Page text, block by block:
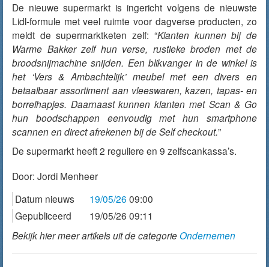
De nieuwe supermarkt is ingericht volgens de nieuwste
Lidl-formule met veel ruimte voor dagverse producten, zo
meldt de supermarktketen zelf: “Klanten kunnen bij de
Warme Bakker zelf hun verse, rustieke broden met de
broodsnijmachine snijden. Een blikvanger in de winkel is
het ‘Vers & Ambachtelijk’ meubel met een divers en
betaalbaar assortiment aan vleeswaren, kazen, tapas- en
borrelhapjes. Daarnaast kunnen klanten met Scan & Go
hun boodschappen eenvoudig met hun smartphone
scannen en direct afrekenen bij de Self checkout.”
De supermarkt heeft 2 reguliere en 9 zelfscankassa’s.
Door: Jordi Menheer
Datum nieuws
19/05/26 09:00
Gepubliceerd
19/05/26 09:11
Bekijk hier meer artikels uit de categorieOndernemen